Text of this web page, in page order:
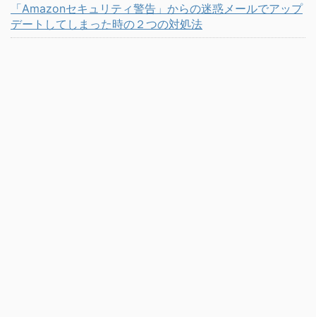
「Amazonセキュリティ警告」からの迷惑メールでアップ
デートしてしまった時の２つの対処法